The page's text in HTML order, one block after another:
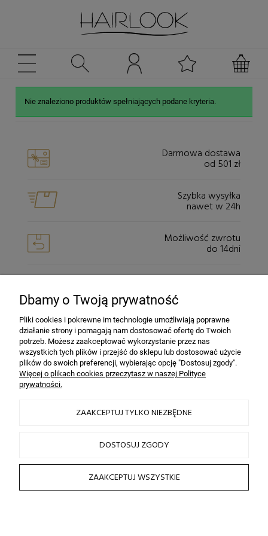
Nie znaleziono produktów spełniających podane kryteria.
Darmowa dostawa
od 501 zł
Szybka wysyłka
nawet w 24h
Możliwość zwrotu
do 14dni
dzięki szyfrowaniu SSL
INFORMACJE
OBSŁUGA KLIENTA
2026 © by sklep fryzjerski HAIRLOOK
Sklep internetowy Shoper.pl
Dbamy o Twoją prywatność
Pliki cookies i pokrewne im technologie umożliwiają poprawne
działanie strony i pomagają nam dostosować ofertę do Twoich
potrzeb. Możesz zaakceptować wykorzystanie przez nas
wszystkich tych plików i przejść do sklepu lub dostosować użycie
plików do swoich preferencji, wybierając opcję "Dostosuj zgody".
Więcej o plikach cookies przeczytasz w naszej Polityce
prywatności.
ZAAKCEPTUJ TYLKO NIEZBĘDNE
DOSTOSUJ ZGODY
ZAAKCEPTUJ WSZYSTKIE